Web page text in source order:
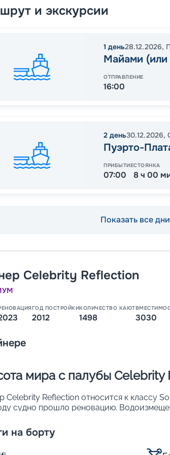
и экскурсии
1 день28.12.2026,
Майами
ОТПРАВЛЕНИЕ
16:00
2 день30.12.2026,
Пуэрто-
ПРИБЫТИЕ
07:00
СТОЯНКА
8 ч 00
Показать все
Celebrity Reflection
ГОД ПОСТРОЙКИ
2012
КОЛИЧЕСТВО КАЮТ
1498 3030
мира с палубы Celebrity
Celebrity Reflection относится к классу
судно прошло реновацию.
ждет:
стеклянные лифты, которые
бассейны с лежаками;
на борту